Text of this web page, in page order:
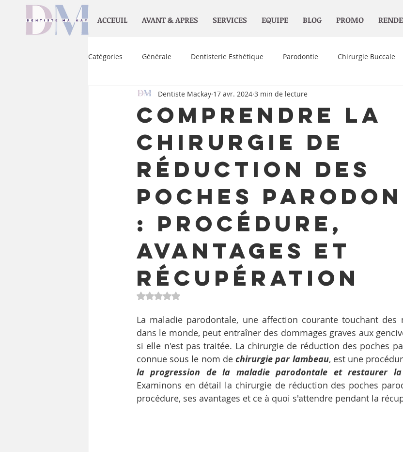
ACCEUIL AVANT & APRES SERVICES EQUIPE BLOG PROMO
Catégories Générale Dentisterie Esthétique Parodontie Chirurgie Buccale
Pour les enfants Orthodontie Soins à domicile
Comprendre la
Chirurgie de
Réduction des
Poches
: Procédure,
Avantages et
Récupération
Dentiste Mackay 17 avr. 2024 3 min de lecture
Noté NaN étoiles sur 5.
La maladie parodontale, une affection courante touchant des
dans le monde, peut entraîner des dommages graves aux
si elle n'est pas traitée. La chirurgie de réduction des poches
connue sous le nom de chirurgie par lambeau, est une
la progression de la maladie parodontale et restaurer la
Examinons en détail la chirurgie de réduction des poches
procédure, ses avantages et ce à quoi s'attendre pendant la